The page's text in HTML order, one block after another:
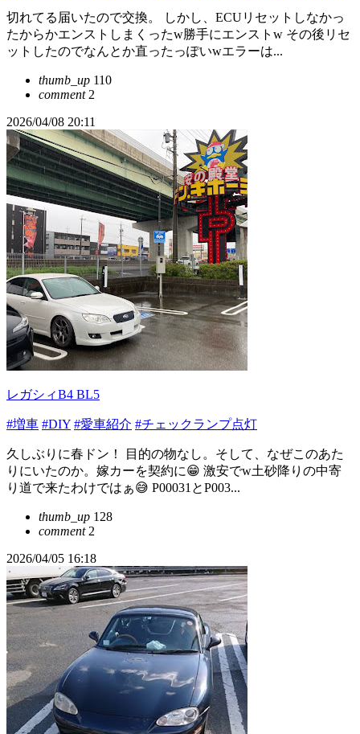
切れてる届いたので交換。 しかし、ECUリセットしなかっ
たからかエンストしまくったw勝手にエンストw その後リセ
ットしたのでなんとか直ったっぽいwエラーは...
thumb_up 110
comment2
2026/04/08 20:11
レガシィB4 BL5
#増車 #DIY #愛車紹介 #チェックランプ点灯
久しぶりに春ドン！ 目的の物なし。そして、なぜこのあた
りにいたのか。嫁カーを契約に😁 激安でw土砂降りの中寄
り道で来たわけではぁ😅 P00031とP003...
thumb_up 128
comment2
2026/04/05 16:18